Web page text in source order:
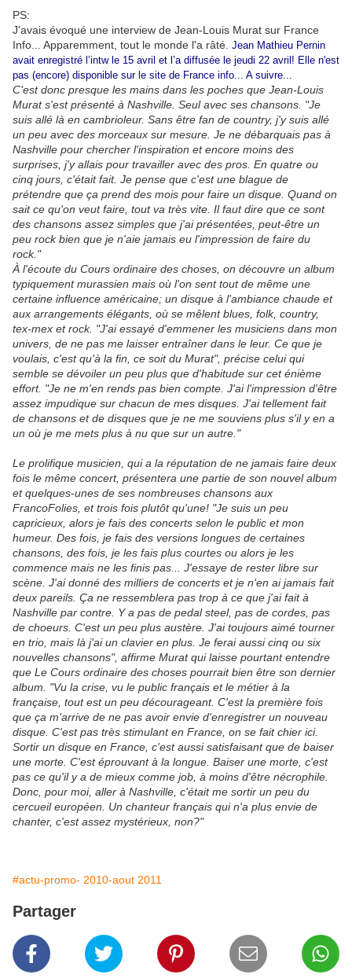
PS:
J'avais évoqué une interview de Jean-Louis Murat sur France
Info... Apparemment, tout le monde l'a râté. Jean Mathieu Pernin
avait enregistré l’intw le 15 avril et l’a diffusée le jeudi 22 avril! Elle n'est
pas (encore) disponible sur le site de France info... A suivre...
C'est donc presque les mains dans les poches que Jean-Louis
Murat s'est présenté à Nashville. Seul avec ses chansons. "Je
suis allé là en cambrioleur. Sans être fan de country, j'y suis allé
un peu avec des morceaux sur mesure. Je ne débarquais pas à
Nashville pour chercher l'inspiration et encore moins des
surprises, j'y allais pour travailler avec des pros. En quatre ou
cinq jours, c'était fait. Je pense que c'est une blague de
prétendre que ça prend des mois pour faire un disque. Quand on
sait ce qu'on veut faire, tout va très vite. Il faut dire que ce sont
des chansons assez simples que j'ai présentées, peut-être un
peu rock bien que je n'aie jamais eu l'impression de faire du
rock."
À l'écoute du Cours ordinaire des choses, on découvre un album
typiquement murassien mais où l'on sent tout de même une
certaine influence américaine; un disque à l'ambiance chaude et
aux arrangements élégants, où se mêlent blues, folk, country,
tex-mex et rock. "J'ai essayé d'emmener les musiciens dans mon
univers, de ne pas me laisser entraîner dans le leur. Ce que je
voulais, c'est qu'à la fin, ce soit du Murat", précise celui qui
semble se dévoiler un peu plus que d'habitude sur cet énième
effort. "Je ne m'en rends pas bien compte. J'ai l'impression d'être
assez impudique sur chacun de mes disques. J'ai tellement fait
de chansons et de disques que je ne me souviens plus s'il y en a
un où je me mets plus à nu que sur un autre."
Le prolifique musicien, qui a la réputation de ne jamais faire deux
fois le même concert, présentera une partie de son nouvel album
et quelques-unes de ses nombreuses chansons aux
FrancoFolies, et trois fois plutôt qu'une! "Je suis un peu
capricieux, alors je fais des concerts selon le public et mon
humeur. Des fois, je fais des versions longues de certaines
chansons, des fois, je les fais plus courtes ou alors je les
commence mais ne les finis pas... J'essaye de rester libre sur
scène. J'ai donné des milliers de concerts et je n'en ai jamais fait
deux pareils. Ça ne ressemblera pas trop à ce que j'ai fait à
Nashville par contre. Y a pas de pedal steel, pas de cordes, pas
de choeurs. C'est un peu plus austère. J'ai toujours aimé tourner
en trio, mais là j'ai un clavier en plus. Je ferai aussi cinq ou six
nouvelles chansons", affirme Murat qui laisse pourtant entendre
que Le Cours ordinaire des choses pourrait bien être son dernier
album. "Vu la crise, vu le public français et le métier à la
française, tout est un peu décourageant. C'est la première fois
que ça m'arrive de ne pas avoir envie d'enregistrer un nouveau
disque. C'est pas très stimulant en France, on se fait chier ici.
Sortir un disque en France, c'est aussi satisfaisant que de baiser
une morte. C'est éprouvant à la longue. Baiser une morte, c'est
pas ce qu'il y a de mieux comme job, à moins d'être nécrophile.
Donc, pour moi, aller à Nashville, c'était me sortir un peu du
cercueil européen. Un chanteur français qui n'a plus envie de
chanter, c'est assez mystérieux, non?"
#actu-promo- 2010-aout 2011
Partager